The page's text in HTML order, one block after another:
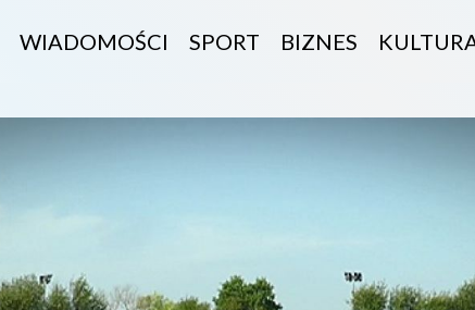
WIADOMOŚCI SPORT BIZNES